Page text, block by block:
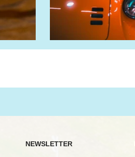
NEWSLETTER